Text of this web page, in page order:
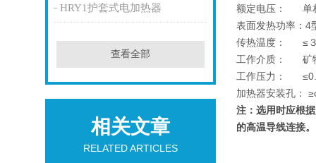
HRY1护套式电加热器
查看全部
相关文章
RELATED ARTICLES
额定电压： 单
表面发热功率：
传热温度： ≤
工作介质： 矿
工作压力：
加热器安装孔：
注：选用时应根
的高温导线连接。